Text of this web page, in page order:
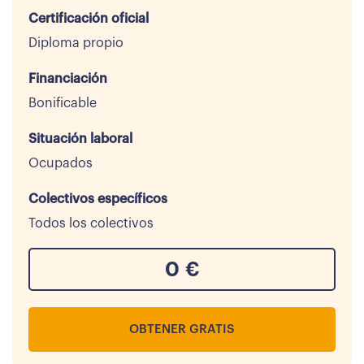
Certificación oficial
Diploma propio
Financiación
Bonificable
Situación laboral
Ocupados
Colectivos específicos
Todos los colectivos
0 €
OBTENER GRATIS